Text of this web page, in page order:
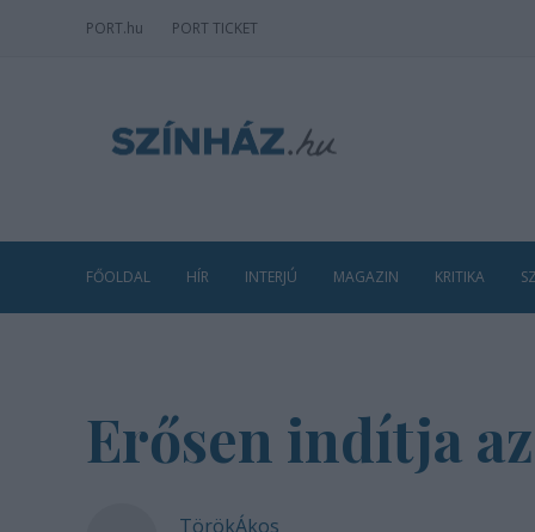
PORT.hu PORT TICKET
FŐOLDAL HÍR INTERJÚ MAGAZIN KRITIKA
Erősen indítja
TörökÁkos